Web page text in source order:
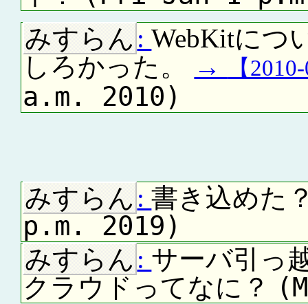
みすらん :WebKitにつ
しろかった。
→ 【
a.m. 2010)
みすらん :書き込めた
p.m. 2019)
みすらん : サーバ引っ
クラウドってなに？